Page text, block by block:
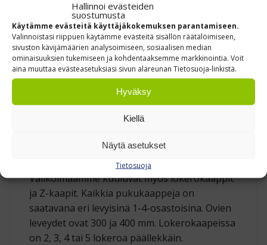
Hallinnoi evästeiden
suostumusta
Käytämme evästeitä käyttäjäkokemuksen parantamiseen.
Valinnoistasi riippuen käytämme evästeitä sisällön räätälöimiseen,
sivuston kävijämäärien analysoimiseen, sosiaalisen median
ominaisuuksien tukemiseen ja kohdentaaksemme markkinointia. Voit
aina muuttaa evästeasetuksiasi sivun alareunan Tietosuoja-linkistä.
Hyväksy
Kiellä
Näytä asetukset
Tietosuoja
Kuvan värikartan väreillä tilatessa ei tule
lisähintaa. Ota yhteyttä myyntiimme, jos haluat
varastoväristä / värikartasta poikkeavan värin,
erikoisovet tai muun erikoisratkaisun.
Lisävarustevalikoimaan kuuluvat kenkäritilät,
peilit, verkkopohja, avaimenperät ym.
Tutustu myös lyhytovisiin pukukaappeihin.
Valikoimaamme kuuluvat myös lokerokaappit
ja Z-kaapit. Kaikkia pukukaappeja on
saatavana eri levyisinä 1-4-osastoisina. Ovien
leveydet ovat 300 ja 400 mm. Lokerokaapeissa
on 2, 3, 4 tai 5 lokeroa päällekkäin.